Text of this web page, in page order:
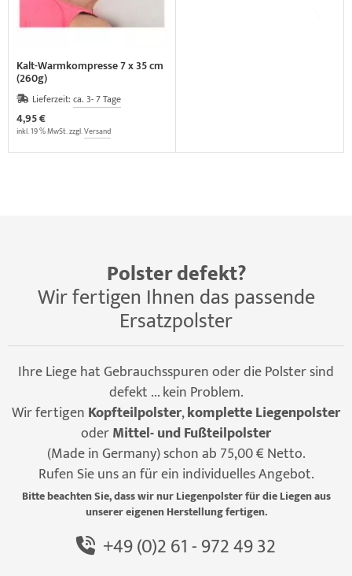
Kalt-Warmkompresse 7 x 35 cm
(260g)
Lieferzeit: ca. 3- 7 Tage
4,95 €
inkl. 19 % MwSt. zzgl.Versand
Polster defekt?
Wir fertigen Ihnen das passende
Ersatzpolster
Ihre Liege hat Gebrauchsspuren oder die Polster sind
defekt ... kein Problem.
Wir fertigen Kopfteilpolster,komplette Liegenpolster
oderMittel- und Fußteilpolster
(Made in Germany) schon ab 75,00 € Netto.
Rufen Sie uns an für ein individuelles Angebot.
Bitte beachten Sie, dass wir nur Liegenpolster für die Liegen aus
unserer eigenen Herstellung fertigen.
+49 (0)2 61 - 972 49 32